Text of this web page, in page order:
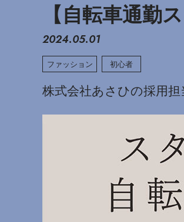
【自転車通勤
2024.05.01
ファッション 初心者
株式会社あさひの採用